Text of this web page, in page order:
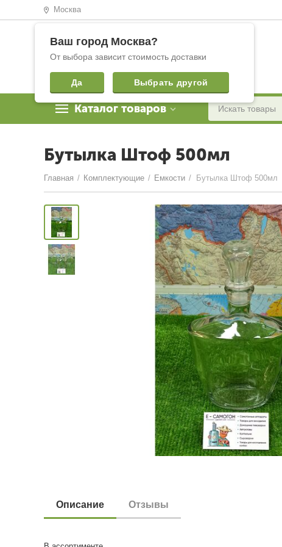
Москва
Ваш город Москва?
От выбора зависит стоимость доставки
Да Выбрать другой
Каталог товаров
Бутылка Штоф 500мл
Главная / Комплектующие / Емкости / Бутылка Штоф 500мл
Описание Отзывы